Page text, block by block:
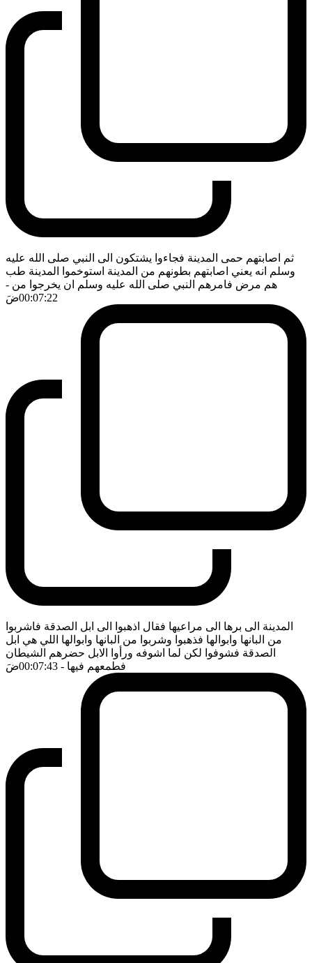
ثم اصابتهم حمى المدينة فجاءوا يشتكون الى النبي صلى الله عليه
وسلم انه يعني اصابتهم بطونهم من المدينة استوخموا المدينة طب
هم مرض فامرهم النبي صلى الله عليه وسلم ان يخرجوا من -
00:07:22ضَ
المدينة الى برها الى مراعيها فقال اذهبوا الى ابل الصدقة فاشربوا
من البانها وابوالها فذهبوا وشربوا من البانها وابوالها اللي هي ابل
الصدقة فشوفوا لكن لما اشوفه ورأوا الابل حضرهم الشيطان
فطمعهم فيها - 00:07:43 ضَ